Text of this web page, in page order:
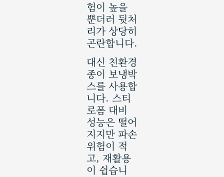
험이 높을
뿐더러 뒷처
리가 상당히
곤란합니다.
대신 친환경
종이 보냉박
스를 사용합
니다. 스티
로폼 대비
성능은 떨어
지지만 파손
위험이 적
고, 재활용
이 쉽습니